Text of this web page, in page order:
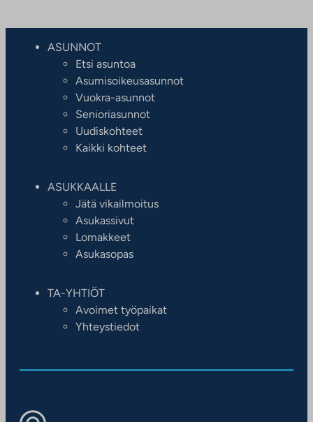
ASUNNOT
Etsi asuntoa
Asumisoikeusasunnot
Vuokra-asunnot
Senioriasunnot
Uudiskohteet
Kaikki kohteet
ASUKKAALLE
Jätä vikailmoitus
Asukassivut
Lomakkeet
Asukasopas
TA-YHTIÖT
Avoimet työpaikat
Yhteystiedot